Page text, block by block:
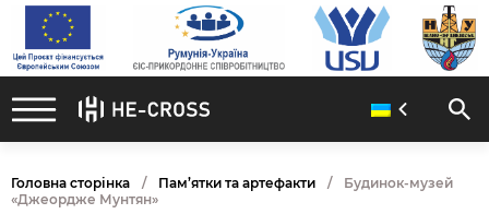
Головна сторінка Пам’ятки та артефакти
Будинок-музей
«Джеордже Мунтян»